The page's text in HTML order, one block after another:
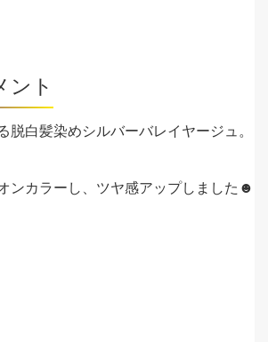
ント
脱白髪染めシルバーバレイヤージュ。
ンカラーし、ツヤ感アップしました☻